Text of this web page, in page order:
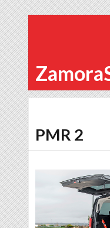
PMR 2